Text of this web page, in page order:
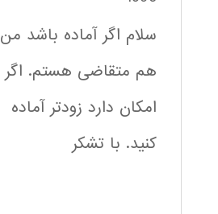
سلام اگر آماده باشد من
هم متقاضی هستم. اگر
امکان دارد زودتر آماده
کنید. با تشکر